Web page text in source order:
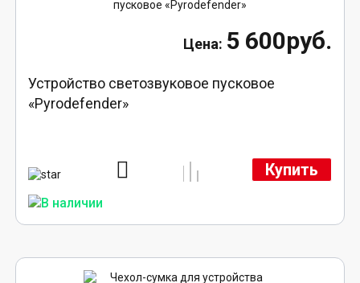
5 600руб.
Устройство светозвуковое пусковое
«Pyrodefender»
Купить